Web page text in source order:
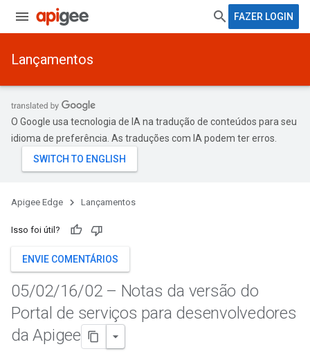
FAZER LOGIN
Lançamentos
O Google usa tecnologia de IA na tradução de conteúdos para seu
idioma de preferência. As traduções com IA podem ter erros.
Apigee Edge Lançamentos
Isso foi útil?
ENVIE COMENTÁRIOS
05/02/16/02 – Notas da versão do
Portal de serviços para desenvolvedores
da Apigee